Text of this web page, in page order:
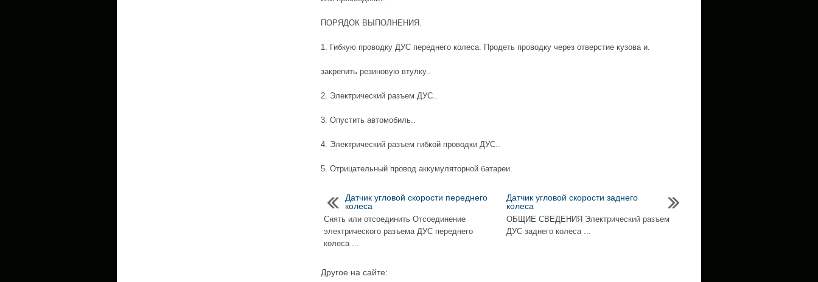
ПОРЯДОК ВЫПОЛНЕНИЯ.
1. Гибкую проводку ДУС переднего колеса. Продеть проводку через отверстие кузова и.
закрепить резиновую втулку..
2. Электрический разъем ДУС..
3. Опустить автомобиль..
4. Электрический разъем гибкой проводки ДУС..
5. Отрицательный провод аккумуляторной батареи.
Датчик угловой скорости переднего
колеса
Снять или отсоединить Отсоединение
электрического разъема ДУС переднего
колеса ...
Датчик угловой скорости заднего
колеса
ОБЩИЕ СВЕДЕНИЯ Электрический разъем
ДУС заднего колеса ...
Другое на сайте: